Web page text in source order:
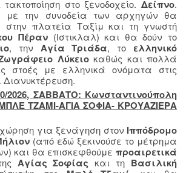
στο ξενοδοχείο. Δείπνο.
με την συνοδεία των αρχηγών θα
στην πλατεία Ταξίμ και τη γνωστή
Πέραν(Ιστικλαλ) και θα δούν το
, την Αγία Τριάδα, το ελληνικό
Λύκειοκαθώς και πολλά
στοές με ελληνικά ονόματα στις
Διανυκτέρευση.
2026, ΣΑΒΒΑΤΟ: Κωνσταντινούπολη
ΤΖΑΜΙ-ΑΓΙΑ ΣΟΦΙΑ- ΚΡΟΥΑΖΙΕΡΑ
για ξενάγηση στον Ιππόδρομο
(από εδώ ξεκινούσε το μέτρημα
και θα επισκεφθούμε προαιρετικά
Αγίας Σοφίαςκαι τη Βασιλική